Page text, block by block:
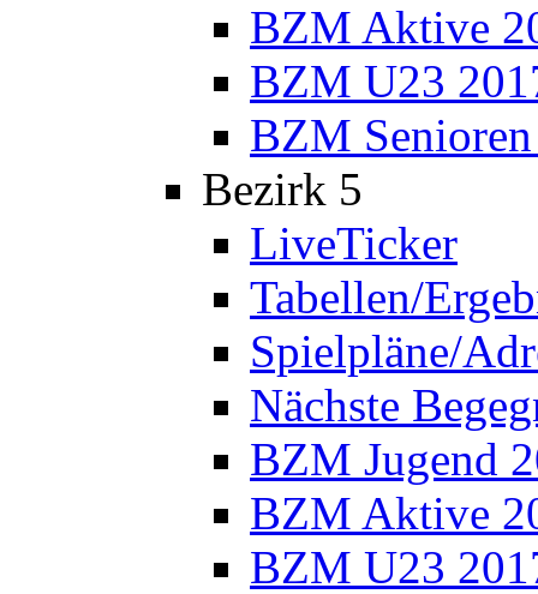
BZM Aktive
BZM U23
BZM
Bezirk 5
LiveTicker
Tabellen/
Spielpläne/
Nächste
BZM Jugend
BZM Aktive
BZM U23